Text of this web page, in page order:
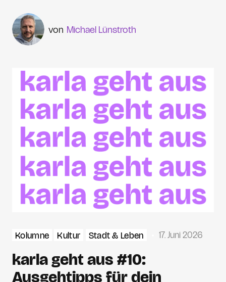
Michael Lünstroth
Kolumne Kultur Stadt & Leben 17. Juni 2026
karla geht aus #10:
Ausgehtipps für dein